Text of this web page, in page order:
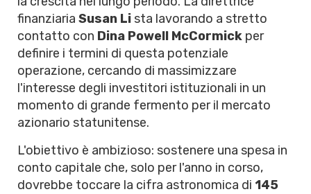
finanziaria Susan Li sta lavorando a stretto
contatto con Dina Powell McCormick per
definire i termini di questa potenziale
operazione, cercando di massimizzare
l'interesse degli investitori istituzionali in un
momento di grande fermento per il mercato
azionario statunitense.
L'obiettivo è ambizioso: sostenere una spesa in
conto capitale che, solo per l'anno in corso,
dovrebbe toccare la cifra astronomica di 145